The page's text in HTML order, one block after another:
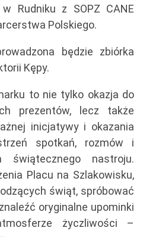
Rudniku z SOPZ CANE
Polskiego.
będzie zbiórka
Kępy.
to nie tylko okazja do
prezentów, lecz także
inicjatywy i okazania
spotkań, rozmów i
świątecznego nastroju.
Placu na Szlakowisku,
świąt, spróbować
oryginalne upominki
życzliwości –